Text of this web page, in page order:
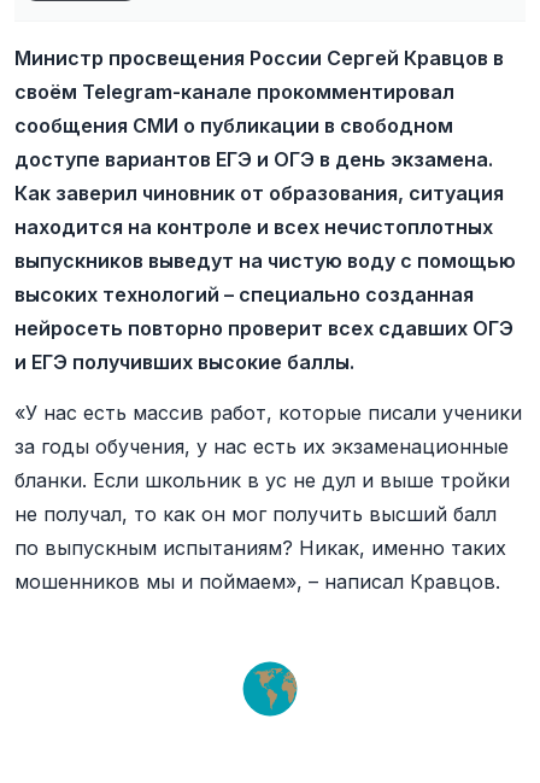
Министр просвещения России Сергей Кравцов в
своём Telegram-канале прокомментировал
сообщения СМИ о публикации в свободном
доступе вариантов ЕГЭ и ОГЭ в день экзамена.
Как заверил чиновник от образования, ситуация
находится на контроле и всех нечистоплотных
выпускников выведут на чистую воду с помощью
высоких технологий – специально созданная
нейросеть повторно проверит всех сдавших ОГЭ
и ЕГЭ получивших высокие баллы.
«У нас есть массив работ, которые писали ученики
за годы обучения, у нас есть их экзаменационные
бланки. Если школьник в ус не дул и выше тройки
не получал, то как он мог получить высший балл
по выпускным испытаниям? Никак, именно таких
мошенников мы и поймаем», – написал Кравцов.